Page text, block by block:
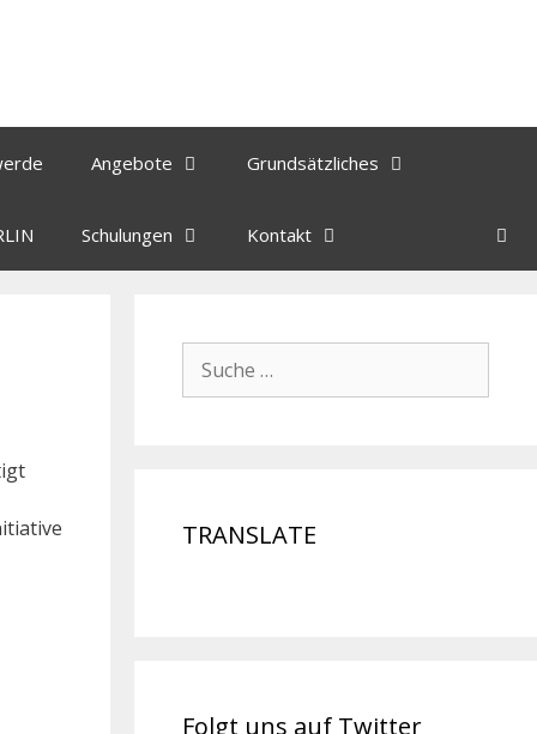
Angebote Grundsätzliches
Schulungen Kontakt
TRANSLATE
Folgt uns auf Twitter